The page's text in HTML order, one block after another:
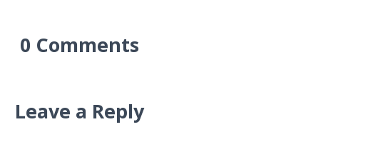
0 Comments
Leave a Reply